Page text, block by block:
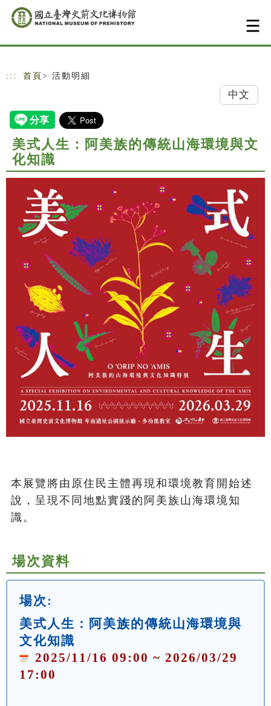
跳到主要內容
網站導覽
::: 首頁 > 活動明細
中文
美式人生：阿美族的傳統山海環境與文
化知識
本展覽將由原住民主體再現和環境教育開始述
說，呈現不同地點實踐的阿美族山海環境知
識。
場次資料
場次:
美式人生：阿美族的傳統山海環境與
文化知識
2025/11/16 09:00 ~ 2026/03/29
17:00